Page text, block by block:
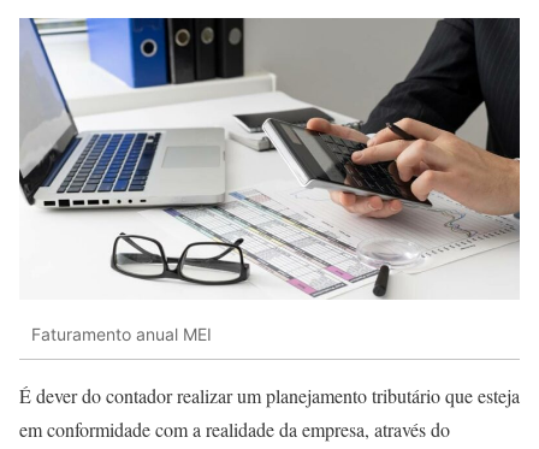
Faturamento anual MEI
É dever do contador realizar um planejamento tributário que esteja
em conformidade com a realidade da empresa, através do